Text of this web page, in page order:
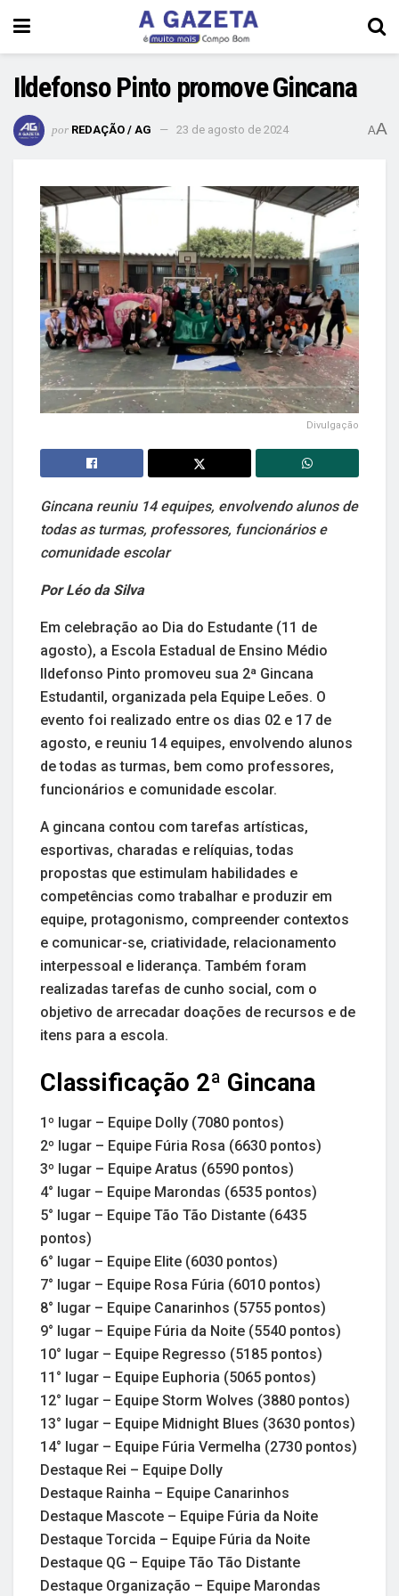
Ildefonso Pinto promove Gincana
por REDAÇÃO / AG 23 de agosto de 2024 AA
Divulgação
Gincana reuniu 14 equipes, envolvendo alunos de
todas as turmas, professores, funcionários e
comunidade escolar
Por Léo da Silva
Em celebração ao Dia do Estudante (11 de
agosto), a Escola Estadual de Ensino Médio
Ildefonso Pinto promoveu sua 2ª Gincana
Estudantil, organizada pela Equipe Leões. O
evento foi realizado entre os dias 02 e 17 de
agosto, e reuniu 14 equipes, envolvendo alunos
de todas as turmas, bem como professores,
funcionários e comunidade escolar.
A gincana contou com tarefas artísticas,
esportivas, charadas e relíquias, todas
propostas que estimulam habilidades e
competências como trabalhar e produzir em
equipe, protagonismo, compreender contextos
e comunicar-se, criatividade, relacionamento
interpessoal e liderança. Também foram
realizadas tarefas de cunho social, com o
objetivo de arrecadar doações de recursos e de
itens para a escola.
Classificação 2ª Gincana
1º lugar – Equipe Dolly (7080 pontos)
2º lugar – Equipe Fúria Rosa (6630 pontos)
3º lugar – Equipe Aratus (6590 pontos)
4° lugar – Equipe Marondas (6535 pontos)
5° lugar – Equipe Tão Tão Distante (6435
pontos)
6° lugar – Equipe Elite (6030 pontos)
7° lugar – Equipe Rosa Fúria (6010 pontos)
8° lugar – Equipe Canarinhos (5755 pontos)
9° lugar – Equipe Fúria da Noite (5540 pontos)
10° lugar – Equipe Regresso (5185 pontos)
11° lugar – Equipe Euphoria (5065 pontos)
12° lugar – Equipe Storm Wolves (3880 pontos)
13° lugar – Equipe Midnight Blues (3630 pontos)
14° lugar – Equipe Fúria Vermelha (2730 pontos)
Destaque Rei – Equipe Dolly
Destaque Rainha – Equipe Canarinhos
Destaque Mascote – Equipe Fúria da Noite
Destaque Torcida – Equipe Fúria da Noite
Destaque QG – Equipe Tão Tão Distante
Destaque Organização – Equipe Marondas